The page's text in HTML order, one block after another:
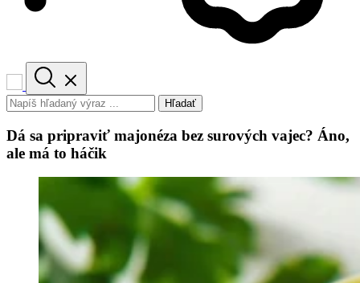
Hľadať
Dá sa pripraviť majonéza bez surových vajec? Áno,
ale má to háčik